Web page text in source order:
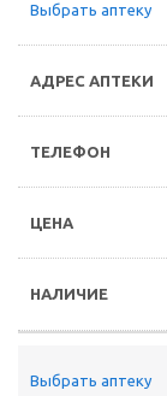
Выбрать аптеку
Выбрать аптеку